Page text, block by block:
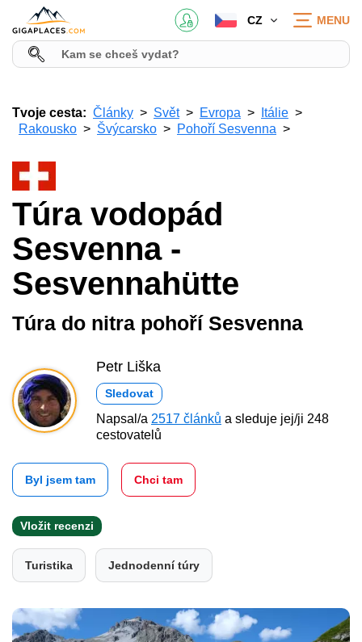
CZ MENU
Tvoje cesta: Články Svět Evropa
Itálie
Rakousko
Švýcarsko Pohoří Sesvenna
Túra vodopád
Sesvenna -
Sesvennahütte
Túra do nitra pohoří Sesvenna
Petr Liška
Sledovat
Napsal/a 2517 článků a sleduje jej/ji 248
cestovatelů
Byl jsem tam Chci tam
Vložit recenzi
Turistika Jednodenní túry